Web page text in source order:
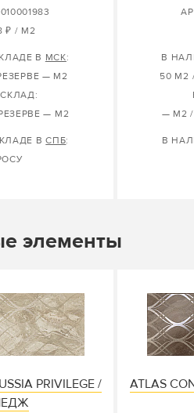
₽ / М2
В МСК:
— М2
— М2
ВСПБ:
В
50 М2
— М2
В
элементы
PRIVILEGE /
ATLAS